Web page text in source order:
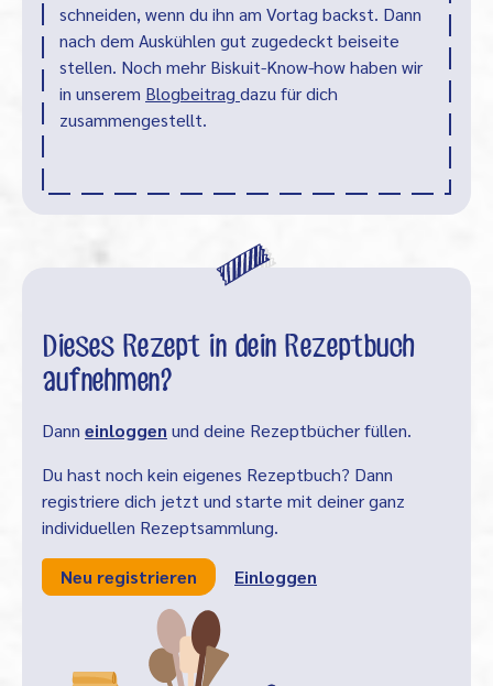
schneiden, wenn du ihn am Vortag backst. Dann
nach dem Auskühlen gut zugedeckt beiseite
stellen. Noch mehr Biskuit-Know-how haben wir
in unserem Blogbeitrag dazu für dich
zusammengestellt.
Dieses Rezept in dein Rezeptbuch
aufnehmen?
Dann einloggen und deine Rezeptbücher füllen.
Du hast noch kein eigenes Rezeptbuch? Dann
registriere dich jetzt und starte mit deiner ganz
individuellen Rezeptsammlung.
Neu registrieren Einloggen